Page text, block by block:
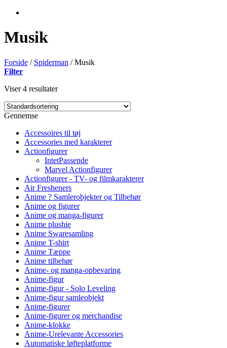
Musik
Forside / Spiderman /Musik
Filter
Viser 4 resultater
Gennemse
Accessoires til tøj
Accessories med karakterer
Actionfigurer
IntetPassende
Marvel Actionfigurer
Actionfigurer - TV- og filmkarakterer
Air Fresheners
Anime ? Samlerobjekter og Tilbehør
Anime og figurer
Anime og manga-figurer
Anime plushie
Anime Swaresamling
Anime T-shirt
Anime Tæppe
Anime tilbehør
Anime- og manga-opbevaring
Anime-figur
Anime-figur - Solo Leveling
Anime-figur samleobjekt
Anime-figurer
Anime-figurer og merchandise
Anime-klokke
Anime-Urelevante Accessories
Automatiske løfteplatforme